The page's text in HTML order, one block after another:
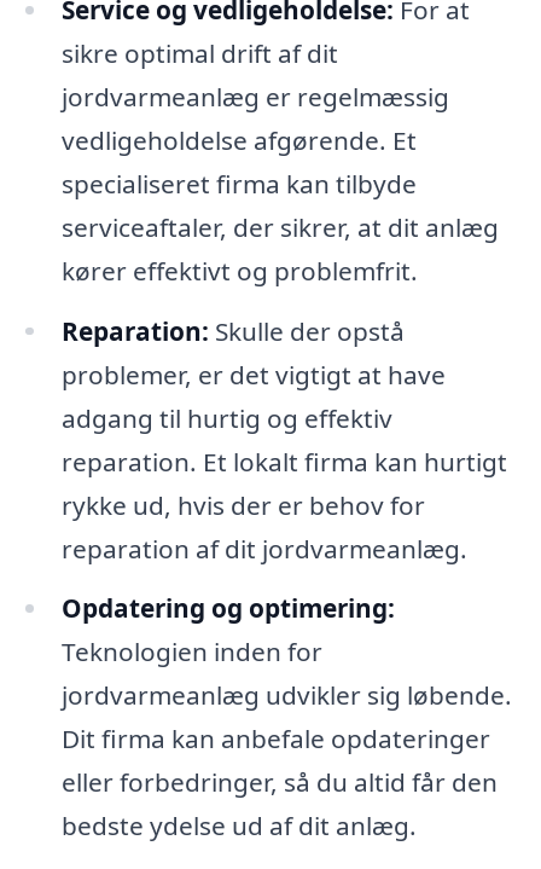
Service og vedligeholdelse: For at
sikre optimal drift af dit
jordvarmeanlæg er regelmæssig
vedligeholdelse afgørende. Et
specialiseret firma kan tilbyde
serviceaftaler, der sikrer, at dit anlæg
kører effektivt og problemfrit.
Reparation: Skulle der opstå
problemer, er det vigtigt at have
adgang til hurtig og effektiv
reparation. Et lokalt firma kan hurtigt
rykke ud, hvis der er behov for
reparation af dit jordvarmeanlæg.
Opdatering og optimering:
Teknologien inden for
jordvarmeanlæg udvikler sig løbende.
Dit firma kan anbefale opdateringer
eller forbedringer, så du altid får den
bedste ydelse ud af dit anlæg.